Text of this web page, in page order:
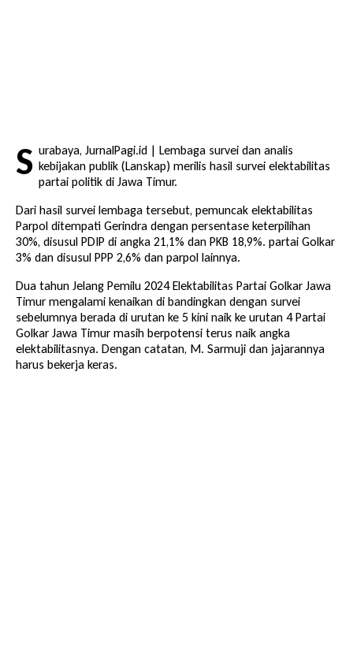
S urabaya, JurnalPagi.id | Lembaga survei dan analis
kebijakan publik (Lanskap) merilis hasil survei elektabilitas
partai politik di Jawa Timur.
Dari hasil survei lembaga tersebut, pemuncak elektabilitas
Parpol ditempati Gerindra dengan persentase keterpilihan
30%, disusul PDIP di angka 21,1% dan PKB 18,9%. partai Golkar
3% dan disusul PPP 2,6% dan parpol lainnya.
Dua tahun Jelang Pemilu 2024 Elektabilitas Partai Golkar Jawa
Timur mengalami kenaikan di bandingkan dengan survei
sebelumnya berada di urutan ke 5 kini naik ke urutan 4 Partai
Golkar Jawa Timur masih berpotensi terus naik angka
elektabilitasnya. Dengan catatan, M. Sarmuji dan jajarannya
harus bekerja keras.